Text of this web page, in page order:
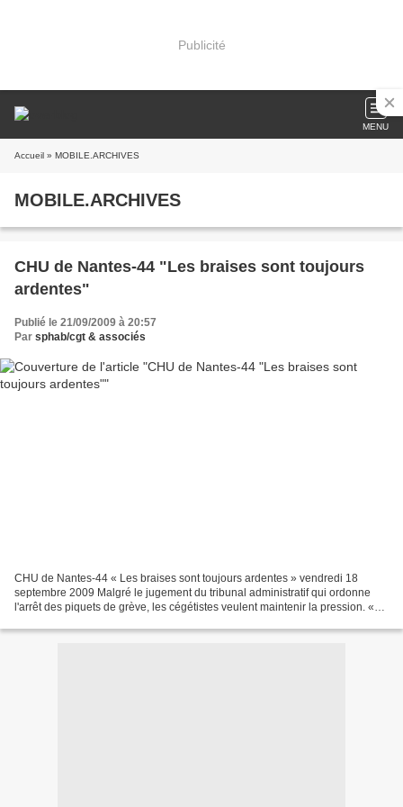
Publicité
MENU
Accueil » MOBILE.ARCHIVES
MOBILE.ARCHIVES
CHU de Nantes-44 "Les braises sont toujours
ardentes"
Publié le 21/09/2009 à 20:57
Par sphab/cgt & associés
CHU de Nantes-44 « Les braises sont toujours ardentes » vendredi 18
septembre 2009 Malgré le jugement du tribunal administratif qui ordonne
l'arrêt des piquets de grève, les cégétistes veulent maintenir la pression. «